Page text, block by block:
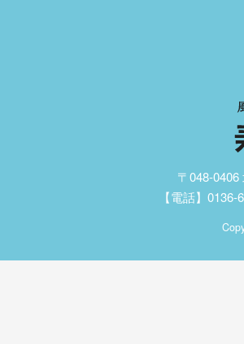
〒048-
【電話】